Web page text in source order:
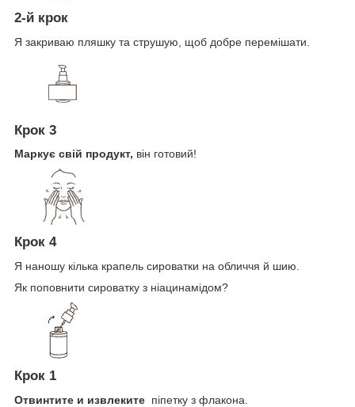
2-й крок
Я закриваю пляшку та струшую, щоб добре перемішати.
Крок 3
Маркує свій продукт, він готовий!
Крок 4
Я наношу кілька крапель сироватки на обличчя й шию.
Як поповнити сироватку з ніацинамідом?
Крок 1
Отвинтите и извлеките піпетку з флакона.